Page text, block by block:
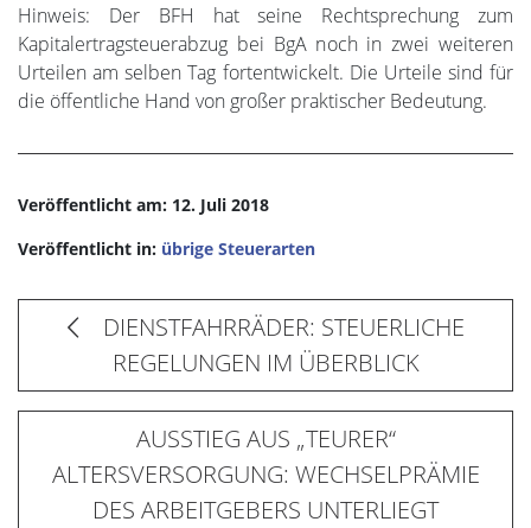
Hinweis: Der BFH hat seine Rechtsprechung zum
Kapitalertragsteuerabzug bei BgA noch in zwei weiteren
Urteilen am selben Tag fortentwickelt. Die Urteile sind für
die öffentliche Hand von großer praktischer Bedeutung.
Veröffentlicht am: 12. Juli 2018
Veröffentlicht in: übrige Steuerarten
DIENSTFAHRRÄDER: STEUERLICHE
REGELUNGEN IM ÜBERBLICK
AUSSTIEG AUS „TEURER“
ALTERSVERSORGUNG: WECHSELPRÄMIE
DES ARBEITGEBERS UNTERLIEGT